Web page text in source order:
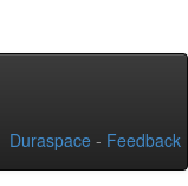
Duraspace - Feedback